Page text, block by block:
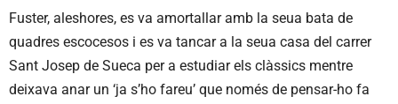
Fuster, aleshores, es va amortallar amb la seua bata de
quadres escocesos i es va tancar a la seua casa del carrer
Sant Josep de Sueca per a estudiar els clàssics mentre
deixava anar un ‘ja s’ho fareu’ que només de pensar-ho fa